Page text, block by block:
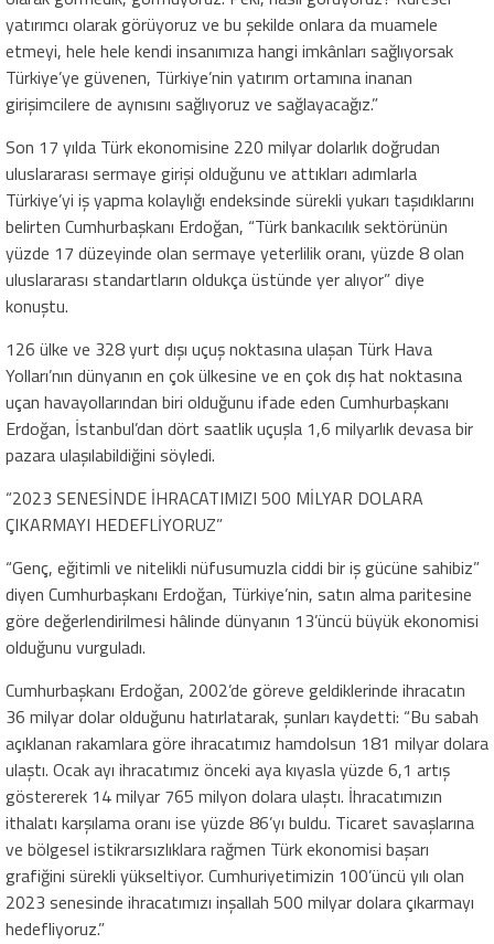
yatırımcı olarak görüyoruz ve bu şekilde onlara da muamele
etmeyi, hele hele kendi insanımıza hangi imkânları sağlıyorsak
Türkiye’ye güvenen, Türkiye’nin yatırım ortamına inanan
girişimcilere de aynısını sağlıyoruz ve sağlayacağız.”
Son 17 yılda Türk ekonomisine 220 milyar dolarlık doğrudan
uluslararası sermaye girişi olduğunu ve attıkları adımlarla
Türkiye’yi iş yapma kolaylığı endeksinde sürekli yukarı taşıdıklarını
belirten Cumhurbaşkanı Erdoğan, “Türk bankacılık sektörünün
yüzde 17 düzeyinde olan sermaye yeterlilik oranı, yüzde 8 olan
uluslararası standartların oldukça üstünde yer alıyor” diye
konuştu.
126 ülke ve 328 yurt dışı uçuş noktasına ulaşan Türk Hava
Yolları’nın dünyanın en çok ülkesine ve en çok dış hat noktasına
uçan havayollarından biri olduğunu ifade eden Cumhurbaşkanı
Erdoğan, İstanbul’dan dört saatlik uçuşla 1,6 milyarlık devasa bir
pazara ulaşılabildiğini söyledi.
“2023 SENESİNDE İHRACATIMIZI 500 MİLYAR DOLARA
ÇIKARMAYI HEDEFLİYORUZ”
“Genç, eğitimli ve nitelikli nüfusumuzla ciddi bir iş gücüne sahibiz”
diyen Cumhurbaşkanı Erdoğan, Türkiye’nin, satın alma paritesine
göre değerlendirilmesi hâlinde dünyanın 13’üncü büyük ekonomisi
olduğunu vurguladı.
Cumhurbaşkanı Erdoğan, 2002’de göreve geldiklerinde ihracatın
36 milyar dolar olduğunu hatırlatarak, şunları kaydetti: “Bu sabah
açıklanan rakamlara göre ihracatımız hamdolsun 181 milyar dolara
ulaştı. Ocak ayı ihracatımız önceki aya kıyasla yüzde 6,1 artış
göstererek 14 milyar 765 milyon dolara ulaştı. İhracatımızın
ithalatı karşılama oranı ise yüzde 86’yı buldu. Ticaret savaşlarına
ve bölgesel istikrarsızlıklara rağmen Türk ekonomisi başarı
grafiğini sürekli yükseltiyor. Cumhuriyetimizin 100’üncü yılı olan
2023 senesinde ihracatımızı inşallah 500 milyar dolara çıkarmayı
hedefliyoruz.”